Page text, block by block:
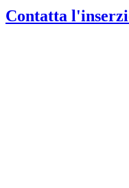
Contatta